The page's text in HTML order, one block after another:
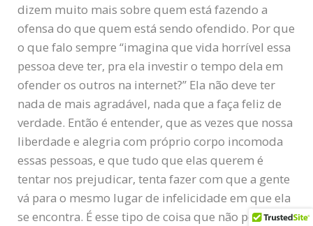
dizem muito mais sobre quem está fazendo a
ofensa do que quem está sendo ofendido. Por que
o que falo sempre “imagina que vida horrível essa
pessoa deve ter, pra ela investir o tempo dela em
ofender os outros na internet?” Ela não deve ter
nada de mais agradável, nada que a faça feliz de
verdade. Então é entender, que as vezes que nossa
liberdade e alegria com próprio corpo incomoda
essas pessoas, e que tudo que elas querem é
tentar nos prejudicar, tenta fazer com que a gente
vá para o mesmo lugar de infelicidade em que ela
se encontra. É esse tipo de coisa que não podemos